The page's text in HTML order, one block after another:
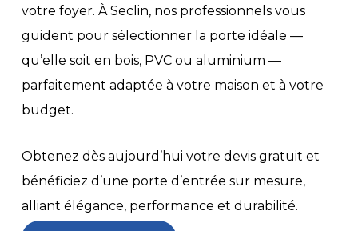
votre foyer. À Seclin, nos professionnels vous
guident pour sélectionner la porte idéale —
qu’elle soit en bois, PVC ou aluminium —
parfaitement adaptée à votre maison et à votre
budget.
Obtenez dès aujourd’hui votre devis gratuit et
bénéficiez d’une porte d’entrée sur mesure,
alliant élégance, performance et durabilité.